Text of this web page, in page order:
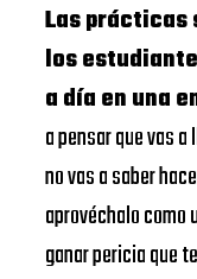
Las prácticas
los
a día en una
a pensar que vas
no vas a saber
aprovéchalo como
ganar pericia que